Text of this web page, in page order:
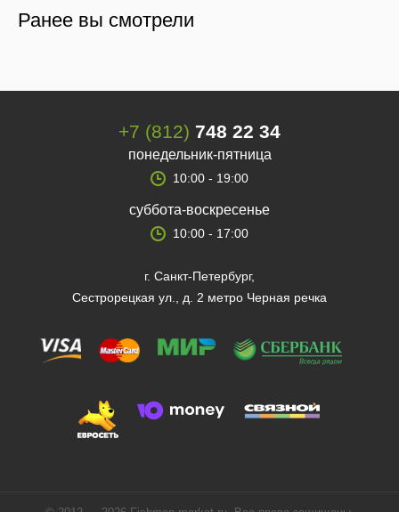
Ранее вы смотрели
+7 (812) 748 22 34
понедельник-пятница
10:00 - 19:00
суббота-воскресенье
10:00 - 17:00
г. Санкт-Петербург,
Сестрорецкая ул., д. 2 метро Черная речка